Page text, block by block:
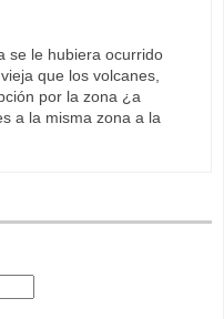
se le hubiera ocurrido
que los volcanes,
por la zona ¿a
a la misma zona a la